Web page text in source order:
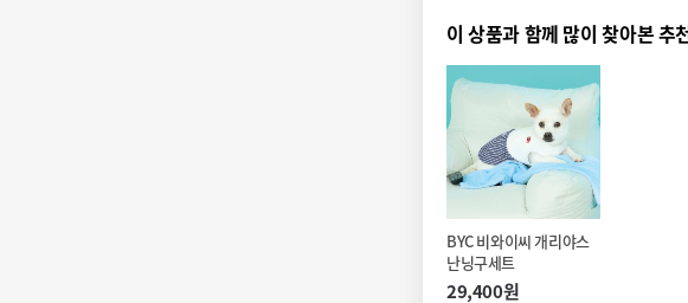
이 상품과 함께 많이 찾아본 추
BYC 비와이씨 개리야스
난닝구세트
29,400원